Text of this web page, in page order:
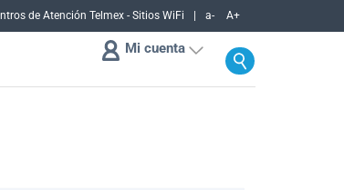
de Atención Telmex - Sitios WiFi a- A+
Mi cuenta